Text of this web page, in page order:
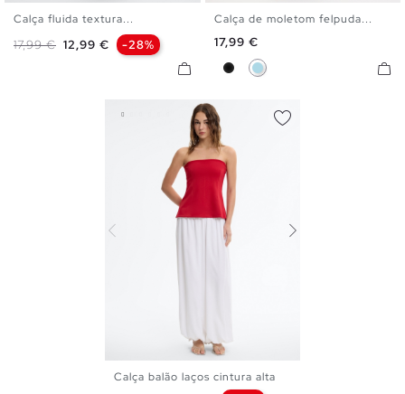
Calça fluida textura...
Preço normal
17,99 € Preço
12,99 € -28%
Calça de moletom felpuda...
Preço
17,99 €
PretoAzul Claro
L
Calça balão laços cintura alta